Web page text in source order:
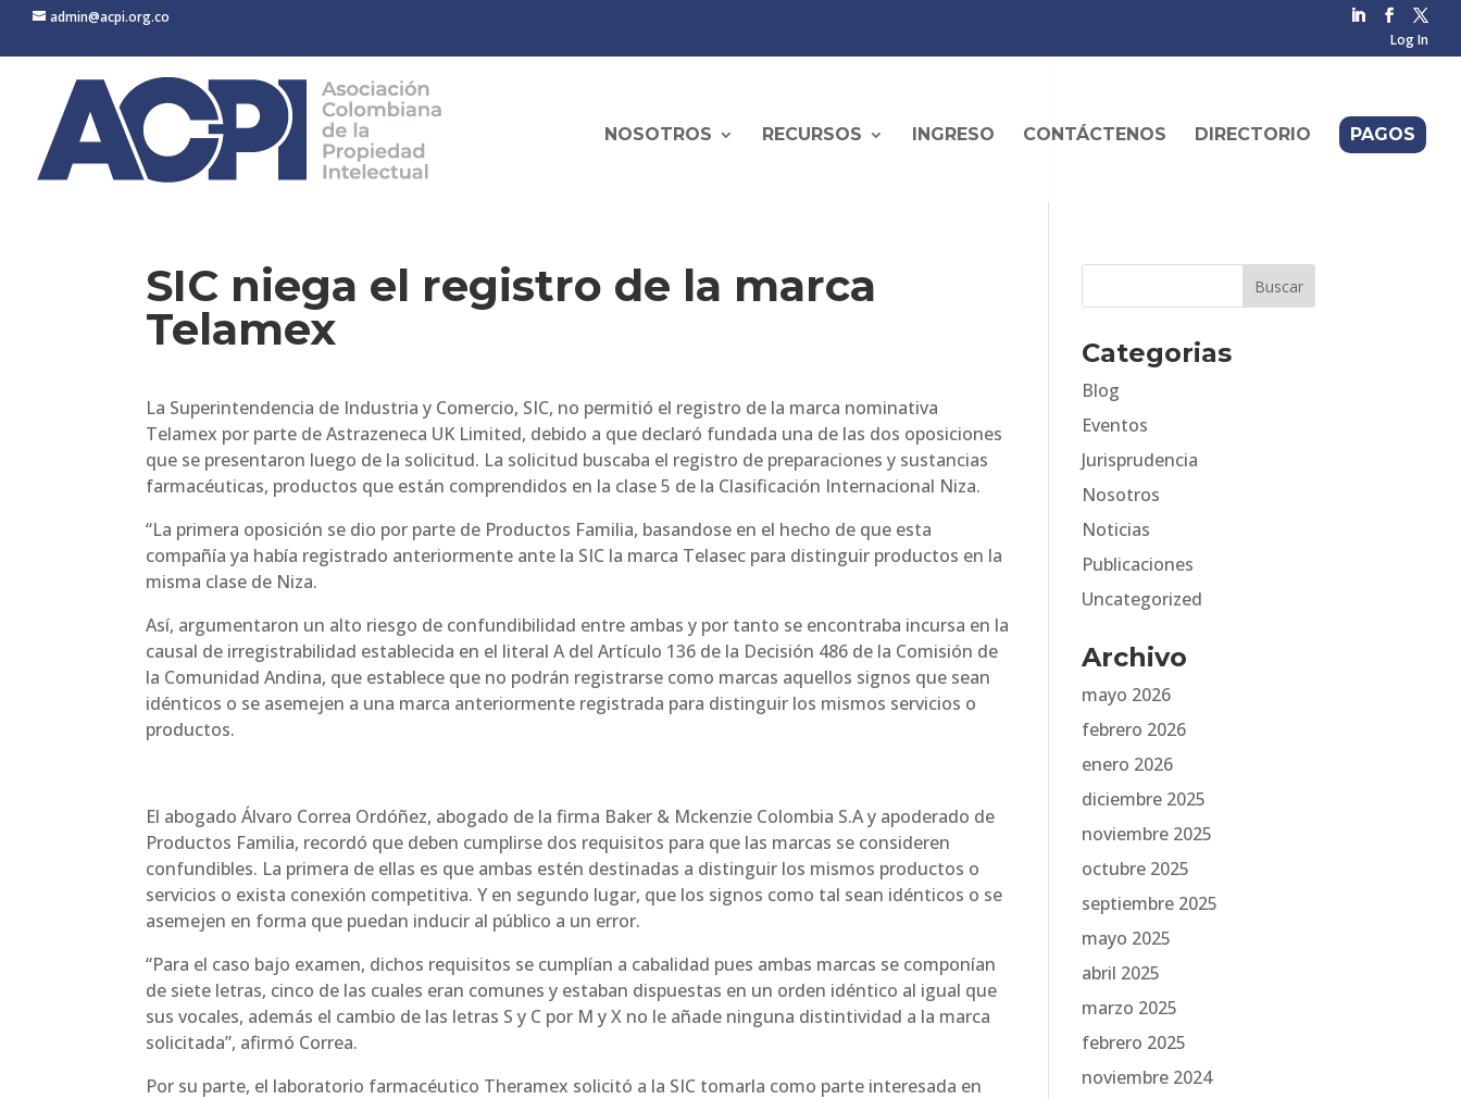
admin@acpi.org.co
Log In
NOSOTROS RECURSOS INGRESO CONTÁCTENOS DIRECTORIO PAGOS
SIC niega el registro de la marca
Telamex
La Superintendencia de Industria y Comercio, SIC, no permitió el registro de la marca nominativa
Telamex por parte de Astrazeneca UK Limited, debido a que declaró fundada una de las dos oposiciones
que se presentaron luego de la solicitud. La solicitud buscaba el registro de preparaciones y sustancias
farmacéuticas, productos que están comprendidos en la clase 5 de la Clasificación Internacional Niza.
“La primera oposición se dio por parte de Productos Familia, basandose en el hecho de que esta
compañía ya había registrado anteriormente ante la SIC la marca Telasec para distinguir productos en la
misma clase de Niza.
Así, argumentaron un alto riesgo de confundibilidad entre ambas y por tanto se encontraba incursa en la
causal de irregistrabilidad establecida en el literal A del Artículo 136 de la Decisión 486 de la Comisión de
la Comunidad Andina, que establece que no podrán registrarse como marcas aquellos signos que sean
idénticos o se asemejen a una marca anteriormente registrada para distinguir los mismos servicios o
productos.
El abogado Álvaro Correa Ordóñez, abogado de la firma Baker & Mckenzie Colombia S.A y apoderado de
Productos Familia, recordó que deben cumplirse dos requisitos para que las marcas se consideren
confundibles. La primera de ellas es que ambas estén destinadas a distinguir los mismos productos o
servicios o exista conexión competitiva. Y en segundo lugar, que los signos como tal sean idénticos o se
asemejen en forma que puedan inducir al público a un error.
“Para el caso bajo examen, dichos requisitos se cumplían a cabalidad pues ambas marcas se componían
de siete letras, cinco de las cuales eran comunes y estaban dispuestas en un orden idéntico al igual que
sus vocales, además el cambio de las letras S y C por M y X no le añade ninguna distintividad a la marca
solicitada”, afirmó Correa.
Por su parte, el laboratorio farmacéutico Theramex solicitó a la SIC tomarla como parte interesada en
Categorias
Blog
Eventos
Jurisprudencia
Nosotros
Noticias
Publicaciones
Uncategorized
Archivo
mayo 2026
febrero 2026
enero 2026
diciembre 2025
noviembre 2025
octubre 2025
septiembre 2025
mayo 2025
abril 2025
marzo 2025
febrero 2025
noviembre 2024